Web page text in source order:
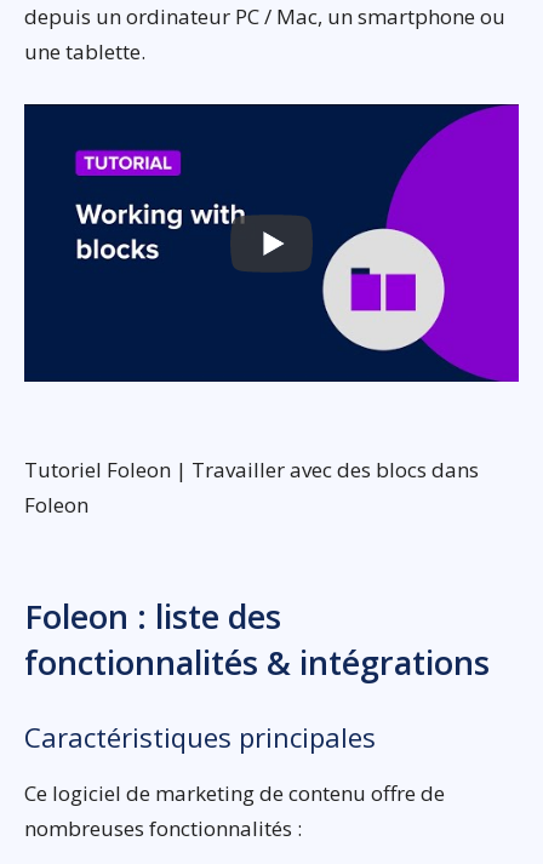
depuis un ordinateur PC / Mac, un smartphone ou
une tablette.
Tutoriel Foleon | Travailler avec des blocs dans
Foleon
Foleon : liste des
fonctionnalités & intégrations
Caractéristiques principales
Ce logiciel de marketing de contenu offre de
nombreuses fonctionnalités :